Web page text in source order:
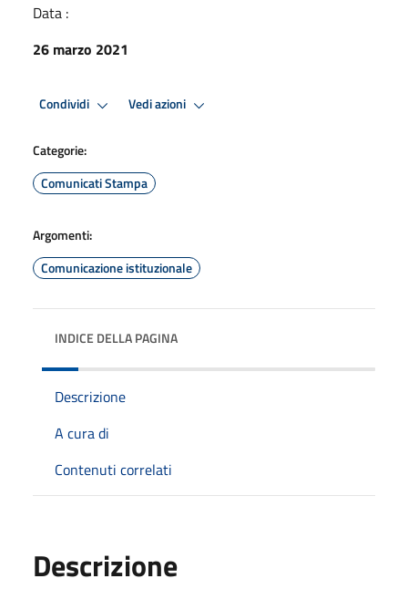
Data :
26 marzo 2021
Condividi Vedi azioni
Categorie:
Comunicati Stampa
Argomenti:
Comunicazione istituzionale
INDICE DELLA PAGINA
Descrizione
A cura di
Contenuti correlati
Descrizione